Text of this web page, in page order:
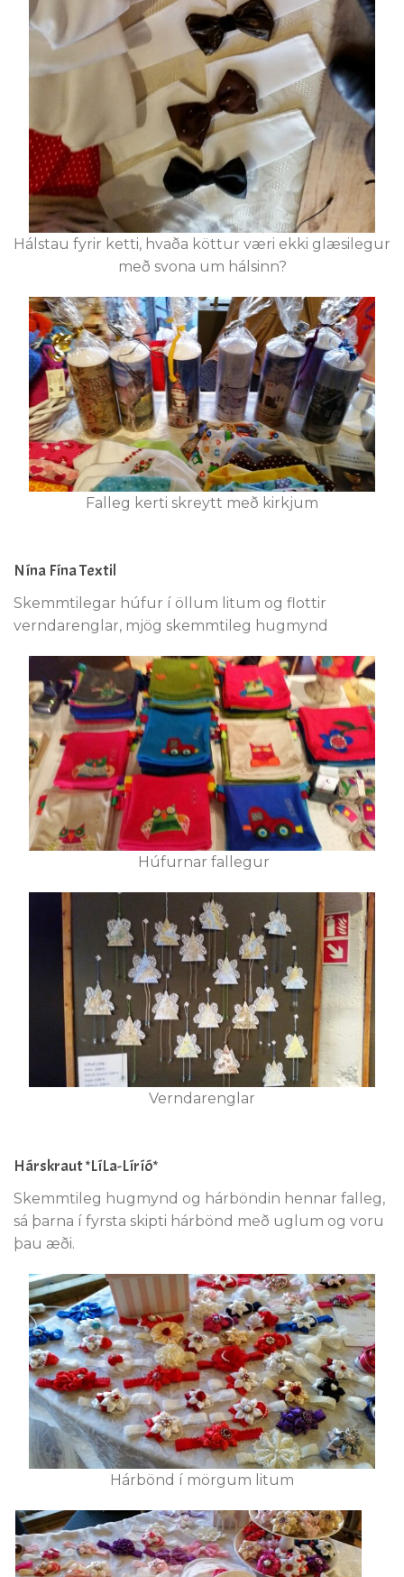
Hálstau fyrir ketti, hvaða köttur væri ekki glæsilegur
með svona um hálsinn?
Falleg kerti skreytt með kirkjum
Nína Fína Textil
Skemmtilegar húfur í öllum litum og flottir
verndarenglar, mjög skemmtileg hugmynd
Húfurnar fallegur
Verndarenglar
Hárskraut *LíLa-Líríó*
Skemmtileg hugmynd og hárböndin hennar falleg,
sá þarna í fyrsta skipti hárbönd með uglum og voru
þau æði.
Hárbönd í mörgum litum